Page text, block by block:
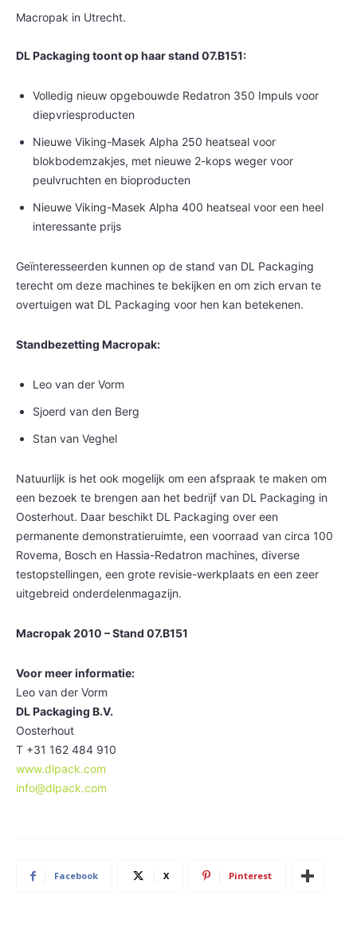
Macropak in Utrecht.
DL Packaging toont op haar stand 07.B151:
Volledig nieuw opgebouwde Redatron 350 Impuls voor
diepvriesproducten
Nieuwe Viking-Masek Alpha 250 heatseal voor
blokbodemzakjes, met nieuwe 2-kops weger voor
peulvruchten en bioproducten
Nieuwe Viking-Masek Alpha 400 heatseal voor een heel
interessante prijs
Geïnteresseerden kunnen op de stand van DL Packaging
terecht om deze machines te bekijken en om zich ervan te
overtuigen wat DL Packaging voor hen kan betekenen.
Standbezetting Macropak:
Leo van der Vorm
Sjoerd van den Berg
Stan van Veghel
Natuurlijk is het ook mogelijk om een afspraak te maken om
een bezoek te brengen aan het bedrijf van DL Packaging in
Oosterhout. Daar beschikt DL Packaging over een
permanente demonstratieruimte, een voorraad van circa 100
Rovema, Bosch en Hassia-Redatron machines, diverse
testopstellingen, een grote revisie-werkplaats en een zeer
uitgebreid onderdelenmagazijn.
Macropak 2010 – Stand 07.B151
Voor meer informatie:
Leo van der Vorm
DL Packaging B.V.
Oosterhout
T +31 162 484 910
www.dlpack.com
info@dlpack.com
Facebook X Pinterest